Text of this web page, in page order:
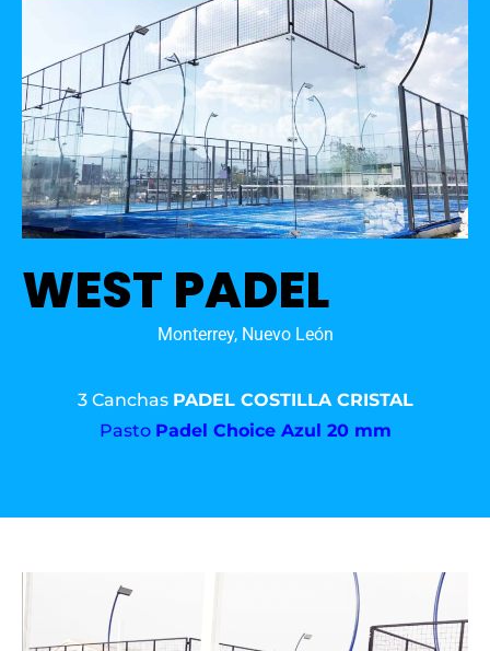
WEST PADEL
Monterrey, Nuevo León
3 Canchas PADEL COSTILLA CRISTAL
Pasto Padel Choice Azul 20 mm